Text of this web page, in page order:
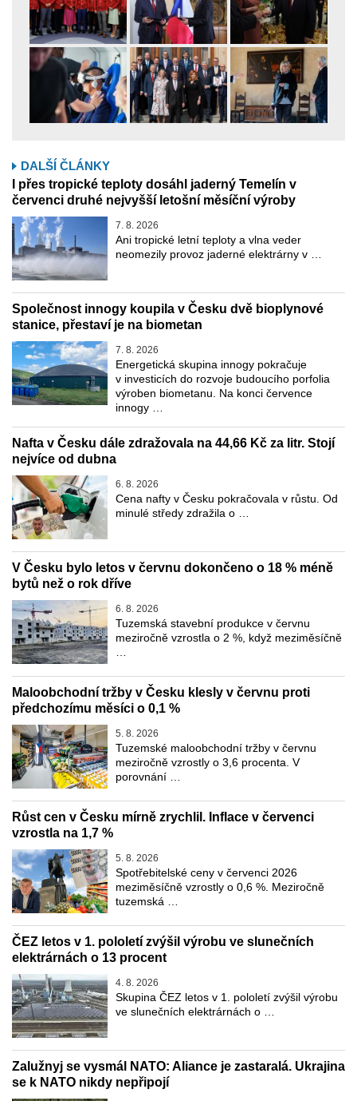
DALŠÍ ČLÁNKY
I přes tropické teploty dosáhl jaderný Temelín v
červenci druhé nejvyšší letošní měsíční výroby
7. 8. 2026
Ani tropické letní teploty a vlna veder
neomezily provoz jaderné elektrárny v …
Společnost innogy koupila v Česku dvě bioplynové
stanice, přestaví je na biometan
7. 8. 2026
Energetická skupina innogy pokračuje
v investicích do rozvoje budoucího porfolia
výroben biometanu. Na konci července
innogy …
Nafta v Česku dále zdražovala na 44,66 Kč za litr. Stojí
nejvíce od dubna
6. 8. 2026
Cena nafty v Česku pokračovala v růstu. Od
minulé středy zdražila o …
V Česku bylo letos v červnu dokončeno o 18 % méně
bytů než o rok dříve
6. 8. 2026
Tuzemská stavební produkce v červnu
meziročně vzrostla o 2 %, když meziměsíčně
Maloobchodní tržby v Česku klesly v červnu proti
předchozímu měsíci o 0,1 %
5. 8. 2026
Tuzemské maloobchodní tržby v červnu
meziročně vzrostly o 3,6 procenta. V
porovnání …
Růst cen v Česku mírně zrychlil. Inflace v červenci
vzrostla na 1,7 %
5. 8. 2026
Spotřebitelské ceny v červenci 2026
meziměsíčně vzrostly o 0,6 %. Meziročně
tuzemská …
ČEZ letos v 1. pololetí zvýšil výrobu ve slunečních
elektrárnách o 13 procent
4. 8. 2026
Skupina ČEZ letos v 1. pololetí zvýšil výrobu
ve slunečních elektrárnách o …
Zalužnyj se vysmál NATO: Aliance je zastaralá. Ukrajina
se k NATO nikdy nepřipojí